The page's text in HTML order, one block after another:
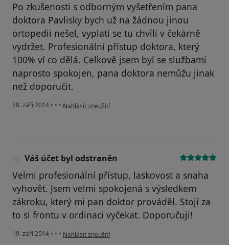
Po zkušenosti s odborným vyšetřením pana
doktora Pavlisky bych už na žádnou jinou
ortopedii nešel, vyplatí se tu chvíli v čekárně
vydržet. Profesionální přístup doktora, který
100% ví co dělá. Celkově jsem byl se službami
naprosto spokojen, pana doktora nemůžu jinak
než doporučit.
28. září 2014 • • • podle názoru uživatele Váš účet byl odstraněn
Nahlásit zneužití
Váš účet byl odstraněn
Velmi profesionální přístup, laskovost a snaha
vyhovět. Jsem velmi spokojená s výsledkem
zákroku, který mi pan doktor prováděl. Stojí za
to si frontu v ordinaci vyčekat. Doporučuji!
19. září 2014 • • • podle názoru uživatele Váš účet byl odstraněn
Nahlásit zneužití